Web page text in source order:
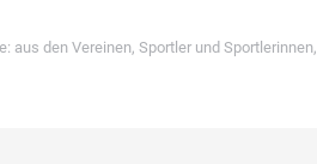
aus den Vereinen, Sportler und Sportlerinnen,